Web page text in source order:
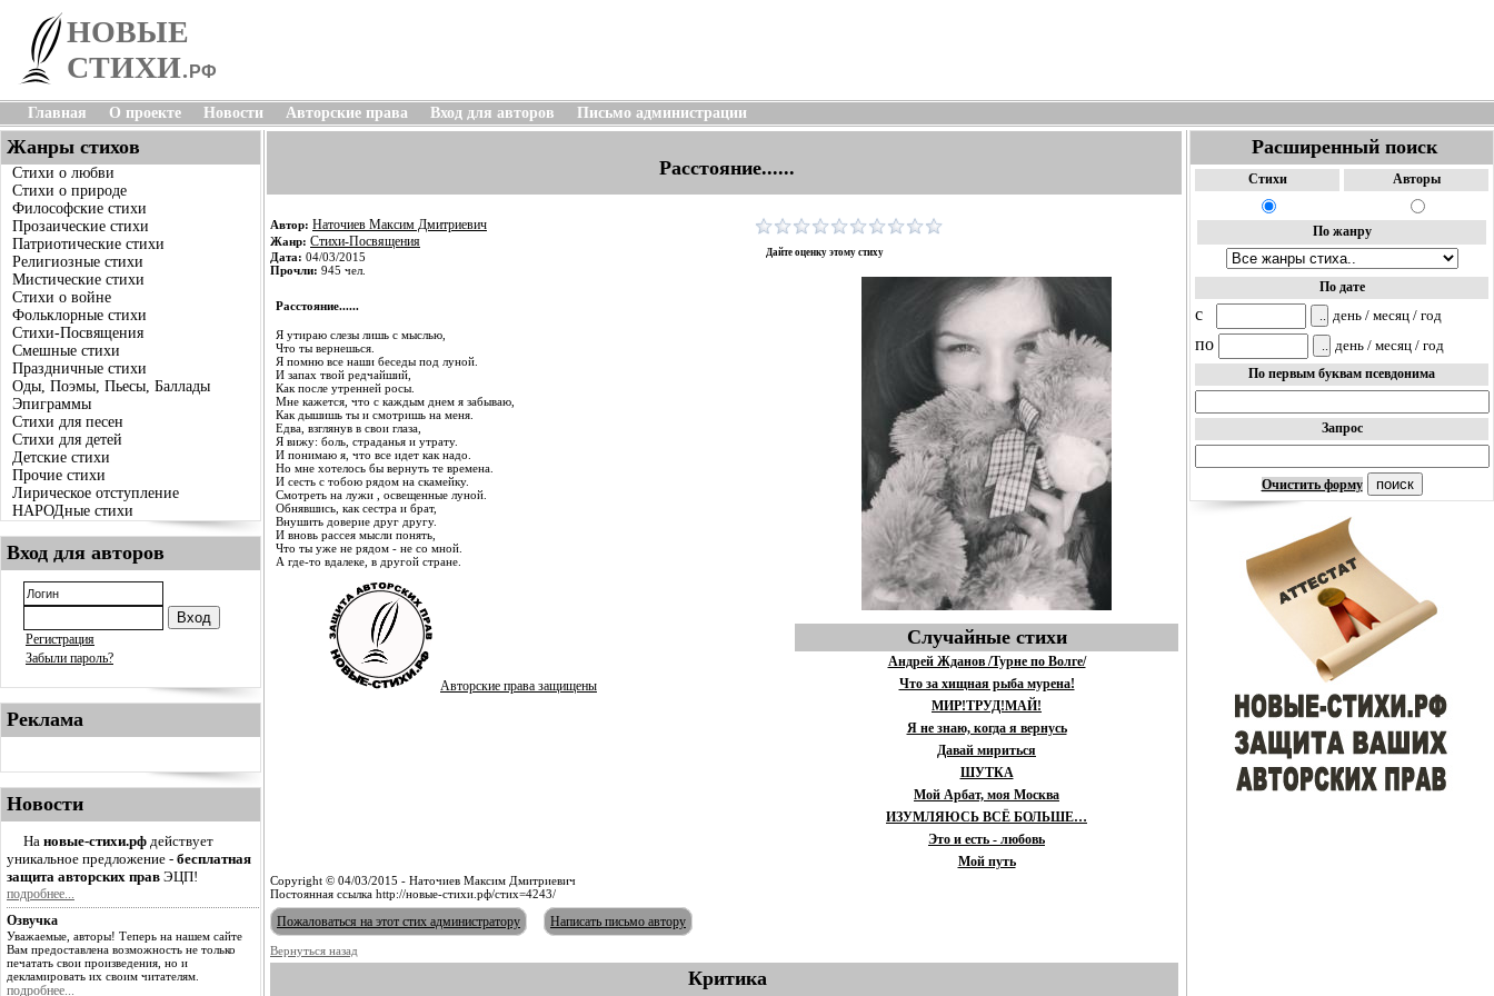
НОВЫЕ
СТИХИ. РФ
Главная О проекте Новости Авторские права Вход для авторов Письмо администрации
Жанры стихов
Стихи о любви
Стихи о природе
Философские стихи
Прозаические стихи
Патриотические стихи
Религиозные стихи
Мистические стихи
Стихи о войне
Фольклорные стихи
Стихи-Посвящения
Смешные стихи
Праздничные стихи
Оды, Поэмы, Пьесы, Баллады
Эпиграммы
Стихи для песен
Стихи для детей
Детские стихи
Прочие стихи
Лирическое отступление
НАРОДные стихи
Вход для авторов
Регистрация
Забыли пароль?
Реклама
Новости
На новые-стихи.рф действует
уникальное предложение - бесплатная
защита авторских прав ЭЦП!
подробнее...
Озвучка
Уважаемые, авторы! Теперь на нашем сайте
Вам предоставлена возможность не только
печатать свои произведения, но и
декламировать их своим читателям.
подробнее...
Расстояние......
Автор: Наточиев Максим Дмитриевич
Жанр: Стихи-Посвящения
Дата: 04/03/2015
Прочли: 945 чел.
Дайте оценку этому стиху
Расстояние......
Я утираю слезы лишь с мыслью,
Что ты вернешься.
Я помню все наши беседы под луной.
И запах твой редчайший,
Как после утренней росы.
Мне кажется, что с каждым днем я забываю,
Как дышишь ты и смотришь на меня.
Едва, взглянув в свои глаза,
Я вижу: боль, страданья и утрату.
И понимаю я, что все идет как надо.
Но мне хотелось бы вернуть те времена.
И сесть с тобою рядом на скамейку.
Смотреть на лужи , освещенные луной.
Обнявшись, как сестра и брат,
Внушить доверие друг другу.
И вновь рассея мысли понять,
Что ты уже не рядом - не со мной.
А где-то вдалеке, в другой стране.
Авторские права защищены
Случайные стихи
Андрей Жданов /Турне по Волге/
Что за хищная рыба мурена!
МИР!ТРУД!МАЙ!
Я не знаю, когда я вернусь
Давай мириться
ШУТКА
Мой Арбат, моя Москва
ИЗУМЛЯЮСЬ ВСЁ БОЛЬШЕ…
Это и есть - любовь
Мой путь
Copyright © 04/03/2015 - Наточиев Максим Дмитриевич
Постоянная ссылка http://новые-стихи.рф/стих=4243/
Пожаловаться на этот стих администратору Написать письмо автору
Вернуться назад
Критика
Расширенный поиск
Стихи Авторы
По жанру
По дате
c день / месяц / год
по день / месяц / год
По первым буквам псевдонима
Запрос
Очистить форму